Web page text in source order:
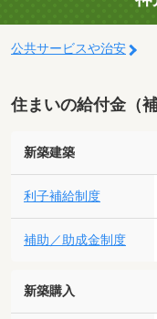
公共サービスや治安
住まいの給付金（
新築建築
利子補給制度
補助／助成金制度
新築購入